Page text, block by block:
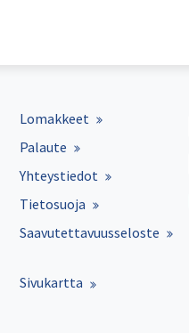
Lomakkeet
Palaute
Yhteystiedot
Tietosuoja
Saavutettavuusseloste
Sivukartta